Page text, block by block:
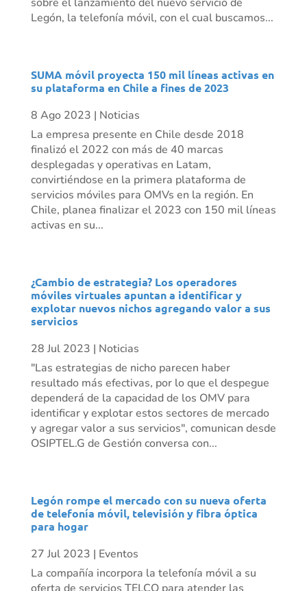
Legón, la telefonía móvil, con el cual buscamos...
SUMA móvil proyecta 150 mil líneas activas en
su plataforma en Chile a fines de 2023
8 Ago 2023 | Noticias
La empresa presente en Chile desde 2018
finalizó el 2022 con más de 40 marcas
desplegadas y operativas en Latam,
convirtiéndose en la primera plataforma de
servicios móviles para OMVs en la región. En
Chile, planea finalizar el 2023 con 150 mil líneas
activas en su...
¿Cambio de estrategia? Los operadores
móviles virtuales apuntan a identificar y
explotar nuevos nichos agregando valor a sus
servicios
28 Jul 2023 | Noticias
"Las estrategias de nicho parecen haber
resultado más efectivas, por lo que el despegue
dependerá de la capacidad de los OMV para
identificar y explotar estos sectores de mercado
y agregar valor a sus servicios", comunican desde
OSIPTEL.G de Gestión conversa con...
Legón rompe el mercado con su nueva oferta
de telefonía móvil, televisión y fibra óptica
para hogar
27 Jul 2023 | Eventos
La compañía incorpora la telefonía móvil a su